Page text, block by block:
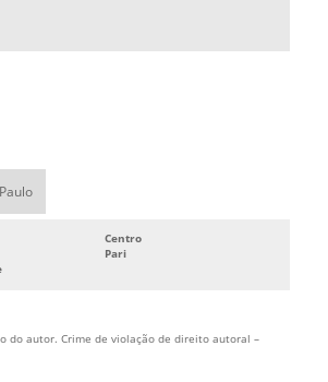
SISTEMA DE COMBATE A INCÊNDIO
PREDIAL
SISTEMA DE COMBATE A INCÊNDIO
Centro
Pari
do autor. Crime de violação de direito autoral –